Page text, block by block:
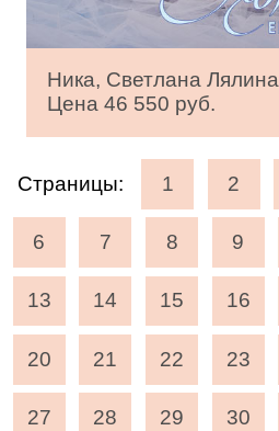
Ника, Светлана Лялина
Цена 46 550 руб.
Страницы: 1 2
6 7 8 9
13 14 15 16
20 21 22 23
27 28 29 30